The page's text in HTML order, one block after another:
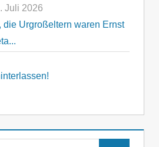
Juli 2026
die Urgroßeltern waren Ernst